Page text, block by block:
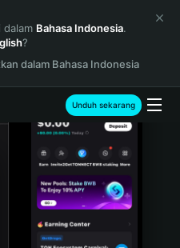
dalam Bahasa Indonesia.
?
dalam Bahasa Indonesia
Unduh sekarang